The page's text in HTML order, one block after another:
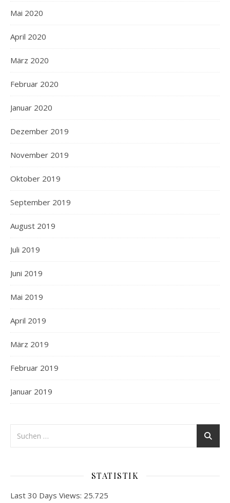
Mai 2020
April 2020
März 2020
Februar 2020
Januar 2020
Dezember 2019
November 2019
Oktober 2019
September 2019
August 2019
Juli 2019
Juni 2019
Mai 2019
April 2019
März 2019
Februar 2019
Januar 2019
STATISTIK
Last 30 Days Views: 25.725